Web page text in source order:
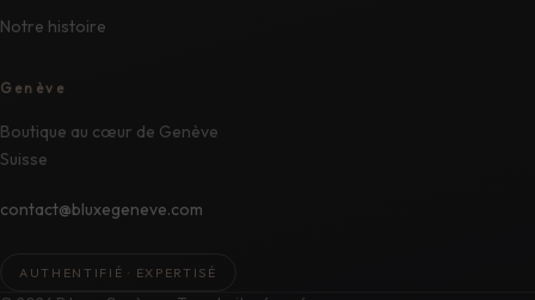
Notre histoire
Genève
Boutique au cœur de Genève
Suisse
contact@bluxegeneve.com
AUTHENTIFIÉ · EXPERTISÉ